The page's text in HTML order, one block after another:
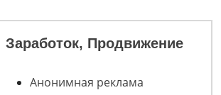
Заработок, Продвижение
Анонимная реклама